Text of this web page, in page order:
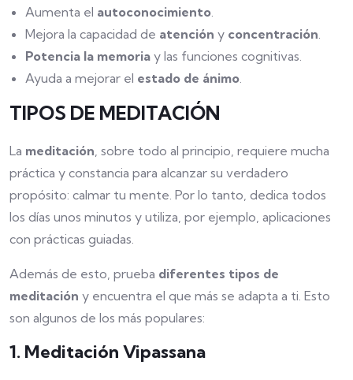
Aumenta el autoconocimiento.
Mejora la capacidad de atención y concentración.
Potencia la memoria y las funciones cognitivas.
Ayuda a mejorar el estado de ánimo.
TIPOS DE MEDITACIÓN
La meditación, sobre todo al principio, requiere mucha
práctica y constancia para alcanzar su verdadero
propósito: calmar tu mente. Por lo tanto, dedica todos
los días unos minutos y utiliza, por ejemplo, aplicaciones
con prácticas guiadas.
Además de esto, prueba diferentes tipos de
meditación y encuentra el que más se adapta a ti. Esto
son algunos de los más populares:
1. Meditación Vipassana